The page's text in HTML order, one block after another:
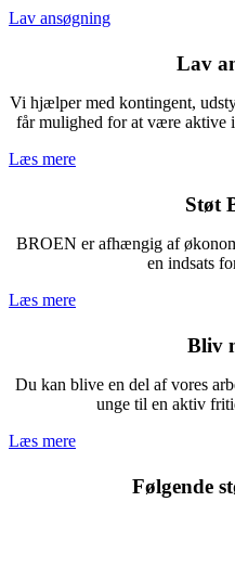
Lav ansøgning
Lav
Vi hjælper med kontingent,
får mulighed for at være aktive
Læs mere
Støt
BROEN er afhængig af
en indsats
Læs mere
Bliv
Du kan blive en del af vores
unge til en aktiv
Læs mere
Følgende